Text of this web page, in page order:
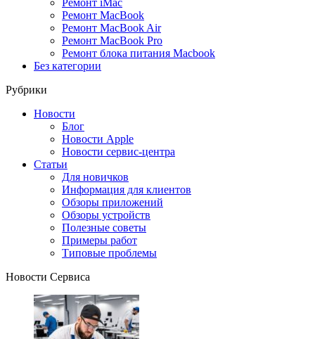
Ремонт iMac
Ремонт MacBook
Ремонт MacBook Air
Ремонт MacBook Pro
Ремонт блока питания Macbook
Без категории
Рубрики
Новости
Блог
Новости Apple
Новости сервис-центра
Статьи
Для новичков
Информация для клиентов
Обзоры приложений
Обзоры устройств
Полезные советы
Примеры работ
Типовые проблемы
Новости Сервиса